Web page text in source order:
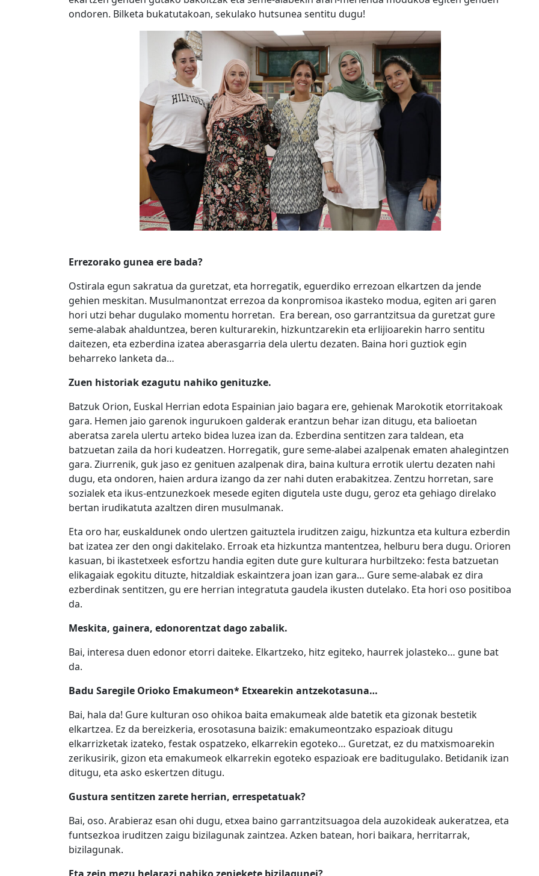
ondoren. Bilketa bukatutakoan, sekulako hutsunea sentitu dugu!
Errezorako gunea ere bada?
Ostirala egun sakratua da guretzat, eta horregatik, eguerdiko errezoan elkartzen da jende
gehien meskitan. Musulmanontzat errezoa da konpromisoa ikasteko modua, egiten ari garen
hori utzi behar dugulako momentu horretan. Era berean, oso garrantzitsua da guretzat gure
seme-alabak ahalduntzea, beren kulturarekin, hizkuntzarekin eta erlijioarekin harro sentitu
daitezen, eta ezberdina izatea aberasgarria dela ulertu dezaten. Baina hori guztiok egin
beharreko lanketa da…
Zuen historiak ezagutu nahiko genituzke.
Batzuk Orion, Euskal Herrian edota Espainian jaio bagara ere, gehienak Marokotik etorritakoak
gara. Hemen jaio garenok ingurukoen galderak erantzun behar izan ditugu, eta balioetan
aberatsa zarela ulertu arteko bidea luzea izan da. Ezberdina sentitzen zara taldean, eta
batzuetan zaila da hori kudeatzen. Horregatik, gure seme-alabei azalpenak ematen ahalegintzen
gara. Ziurrenik, guk jaso ez genituen azalpenak dira, baina kultura errotik ulertu dezaten nahi
dugu, eta ondoren, haien ardura izango da zer nahi duten erabakitzea. Zentzu horretan, sare
sozialek eta ikus-entzunezkoek mesede egiten digutela uste dugu, geroz eta gehiago direlako
bertan irudikatuta azaltzen diren musulmanak.
Eta oro har, euskaldunek ondo ulertzen gaituztela iruditzen zaigu, hizkuntza eta kultura ezberdin
bat izatea zer den ongi dakitelako. Erroak eta hizkuntza mantentzea, helburu bera dugu. Orioren
kasuan, bi ikastetxeek esfortzu handia egiten dute gure kulturara hurbiltzeko: festa batzuetan
elikagaiak egokitu dituzte, hitzaldiak eskaintzera joan izan gara… Gure seme-alabak ez dira
ezberdinak sentitzen, gu ere herrian integratuta gaudela ikusten dutelako. Eta hori oso positiboa
da.
Meskita, gainera, edonorentzat dago zabalik.
Bai, interesa duen edonor etorri daiteke. Elkartzeko, hitz egiteko, haurrek jolasteko… gune bat
da.
Badu Saregile Orioko Emakumeon* Etxearekin antzekotasuna…
Bai, hala da! Gure kulturan oso ohikoa baita emakumeak alde batetik eta gizonak bestetik
elkartzea. Ez da bereizkeria, erosotasuna baizik: emakumeontzako espazioak ditugu
elkarrizketak izateko, festak ospatzeko, elkarrekin egoteko… Guretzat, ez du matxismoarekin
zerikusirik, gizon eta emakumeok elkarrekin egoteko espazioak ere baditugulako. Betidanik izan
ditugu, eta asko eskertzen ditugu.
Gustura sentitzen zarete herrian, errespetatuak?
Bai, oso. Arabieraz esan ohi dugu, etxea baino garrantzitsuagoa dela auzokideak aukeratzea, eta
funtsezkoa iruditzen zaigu bizilagunak zaintzea. Azken batean, hori baikara, herritarrak,
bizilagunak.